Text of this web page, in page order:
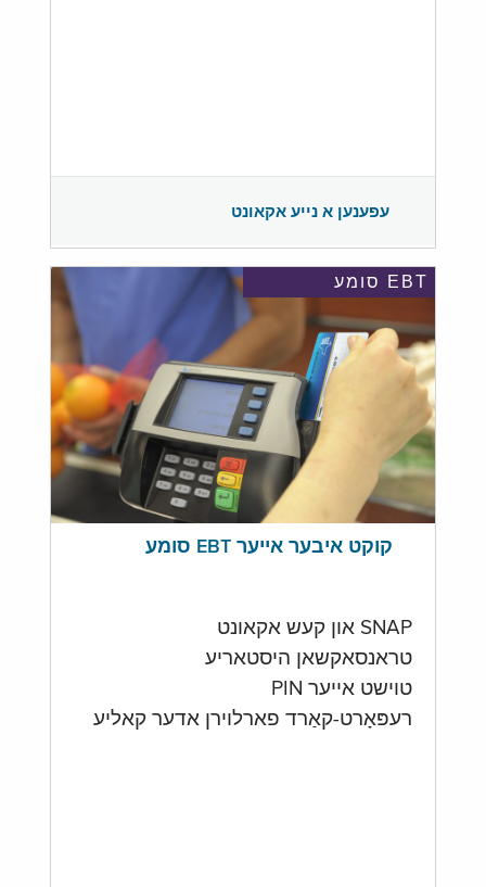
עפענען א נייע אקאונט
EBT סומע
קוקט איבער אייער EBT סומע
SNAP און קעש אקאונט
טראנסאקשאן היסטאריע
טוישט אייער PIN
רעפּאָרט-קאַרד פארלוירן אדער קאליע